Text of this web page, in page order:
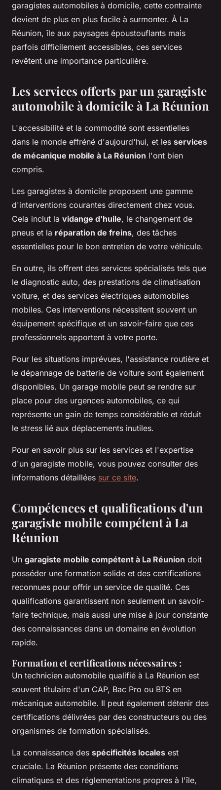
garagistes automobiles à domicile, cette contrainte
devient de plus en plus facile à surmonter. À La
Réunion, île aux paysages époustouflants mais
parfois difficilement accessibles, ces services
revêtent une importance particulière.
Les services offerts par un garagiste
automobile à domicile à La Réunion
L'accessibilité et la commodité sont essentielles
dans le monde effréné d'aujourd'hui, et les services
de mécanique mobile à La Réunion l'ont bien
compris.
Les garagistes à domicile proposent une gamme
d'interventions courantes directement chez vous.
Cela inclut la vidange d'huile, le changement de
pneus et la réparation de freins, des tâches
essentielles pour le bon entretien de votre véhicule.
En outre, ils offrent des services spécialisés tels que
le diagnostic auto, des prestations de climatisation
voiture, et des services électriques automobiles
mobiles. Ces interventions nécessitent souvent un
équipement spécifique et un savoir-faire que ces
professionnels apportent à votre porte.
Pour les situations imprévues, l'assistance routière et
le dépannage de batterie de voiture sont également
disponibles. Un garage mobile peut se rendre sur
place pour des urgences automobiles, ce qui
représente un gain de temps considérable et réduit
le stress lié aux déplacements inutiles.
Pour en savoir plus sur les services et l'expertise
d'un garagiste mobile, vous pouvez consulter des
informations détaillées sur ce site.
Compétences et qualifications d'un
garagiste mobile compétent à La
Réunion
Un garagiste mobile compétent à La Réunion doit
posséder une formation solide et des certifications
reconnues pour offrir un service de qualité. Ces
qualifications garantissent non seulement un savoir-
faire technique, mais aussi une mise à jour constante
des connaissances dans un domaine en évolution
rapide.
Formation et certifications nécessaires :
Un technicien automobile qualifié à La Réunion est
souvent titulaire d'un CAP, Bac Pro ou BTS en
mécanique automobile. Il peut également détenir des
certifications délivrées par des constructeurs ou des
organismes de formation spécialisés.
La connaissance des spécificités locales est
cruciale. La Réunion présente des conditions
climatiques et des réglementations propres à l'île,